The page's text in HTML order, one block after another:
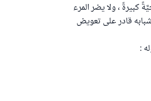
كبيرةً ، ولا يضر المرء
قادر على تعويض